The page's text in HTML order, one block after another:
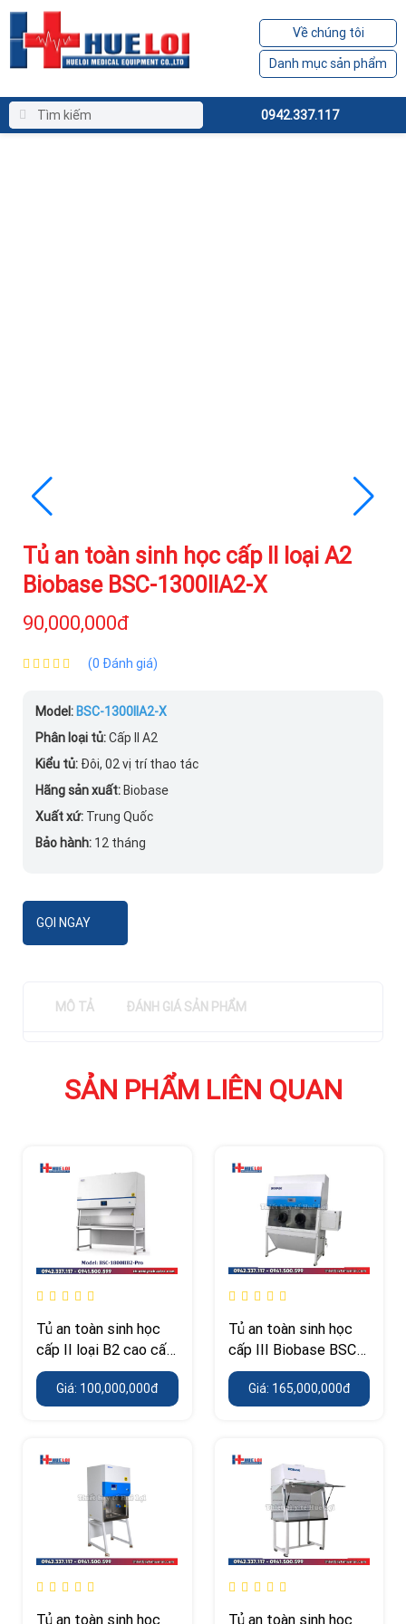
Về chúng tôi
Danh mục sản phẩm
0942.337.117
Tủ an toàn sinh học cấp II loại A2
Biobase BSC-1300IIA2-X
90,000,000đ
(0 Đánh giá)
Model: BSC-1300IIA2-X
Phân loại tủ:Cấp II A2
Kiểu tủ: Đôi, 02 vị trí thao tác
Hãng sản xuất: Biobase
Xuất xứ: Trung Quốc
Bảo hành: 12 tháng
GỌI NGAY
MÔ TẢ ĐÁNH GIÁ SẢN PHẨM
SẢN PHẨM LIÊN QUAN
Tủ an toàn sinh học
cấp II loại B2 cao cấp
Biobase
Giá: 100,000,000đ
Tủ an toàn sinh học
cấp III Biobase BSC-
1500IIIX
Giá: 165,000,000đ
Tủ an toàn sinh học Tủ an toàn sinh học